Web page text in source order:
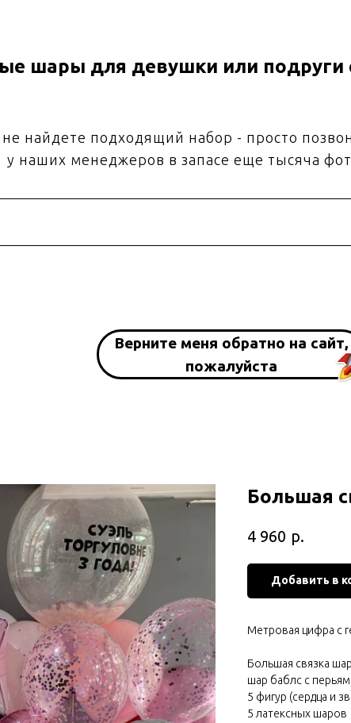
шары для девушки или подруги
найдете подходящий набор - просто
у наших менеджеров в запасе еще тысяча
Верните меня обратно на сайт,
пожалуйста
Большая
4 960 р.
Добавить в
Метровая цифра с
Большая связка
шар баблс с
5 фигур (сердца и
5 латексных шаров